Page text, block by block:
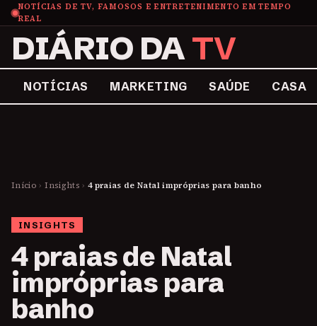
NOTÍCIAS DE TV, FAMOSOS E ENTRETENIMENTO EM TEMPO
REAL
DIÁRIO DATV
NOTÍCIAS MARKETING SAÚDE CASA
Início › Insights › 4 praias de Natal impróprias para banho
INSIGHTS
4 praias de Natal
impróprias para
banho